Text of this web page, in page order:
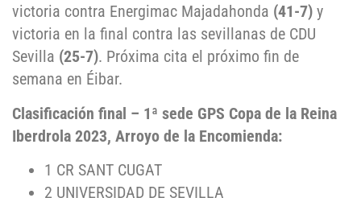
victoria contra Energimac Majadahonda (41-7) y
victoria en la final contra las sevillanas de CDU
Sevilla (25-7). Próxima cita el próximo fin de
semana en Éibar.
Clasificación final – 1ª sede GPS Copa de la Reina
Iberdrola 2023, Arroyo de la Encomienda:
1 CR SANT CUGAT
2 UNIVERSIDAD DE SEVILLA